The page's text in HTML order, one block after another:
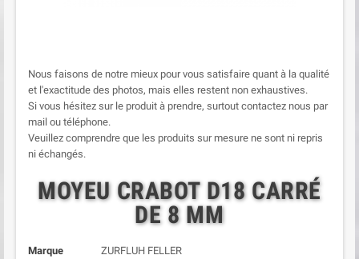
Nous faisons de notre mieux pour vous satisfaire quant à la qualité
et l'exactitude des photos, mais elles restent non exhaustives.
Si vous hésitez sur le produit à prendre, surtout contactez nous par
mail ou téléphone.
Veuillez comprendre que les produits sur mesure ne sont ni repris
ni échangés.
MOYEU CRABOT D18 CARRÉ
DE 8 MM
Marque
ZURFLUH FELLER